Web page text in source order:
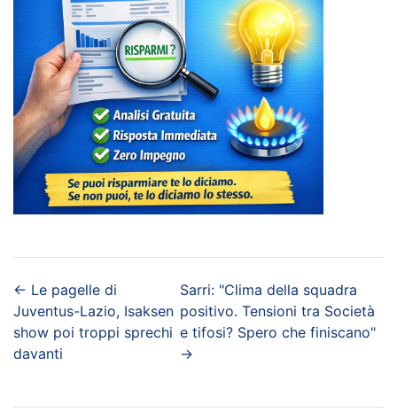
← Le pagelle di
Juventus-Lazio, Isaksen
show poi troppi sprechi
davanti
Sarri: "Clima della squadra
positivo. Tensioni tra Società
e tifosi? Spero che finiscano"
→